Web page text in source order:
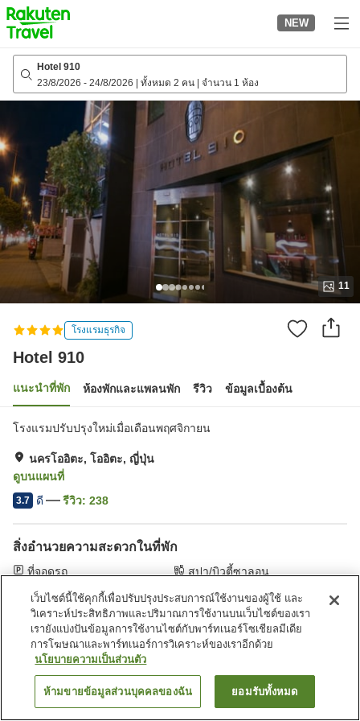
to
top
page
NEW
Hotel 910
23/8/2026 - 24/8/2026 ทั้งหมด 2 คน จำนวน 1 ห้อง
11
โรงแรมธุรกิจ
Hotel 910
แนะนำที่พัก ห้องพักและแพลนพัก รีวิว ข้อมูลเบื้องต้น
โรงแรมปรับปรุงใหม่เมื่อเดือนพฤศจิกายน
นครโออิตะ, โออิตะ, ญี่ปุ่น
ดูบนแผนที่
3.7 ดี รีวิว: 238
สิ่งอำนวยความสะดวกในที่พัก
ที่จอดรถ
สปา/บิวตี้ซาลอน
หน้าแรก ญี่ปุ่น โออิตะ นครโออิตะ Hotel 910
ค้นหาห้องพัก
เว็บไซต์นี้ใช้คุกกี้เพื่อปรับปรุงประสบการณ์ใช้งานของผู้ใช้ และ
วิเคราะห์ประสิทธิภาพและปริมาณการใช้งานบนเว็บไซต์ของเรา
เรายังแบ่งปันข้อมูลการใช้งานไซต์กับพาร์ทเนอร์โซเชียลมีเดีย
การโฆษณาและพาร์ทเนอร์การวิเคราะห์ของเราอีกด้วย
นโยบายความเป็นส่วนตัว
ห้ามขายข้อมูลส่วนบุคคลของฉัน ยอมรับทั้งหมด